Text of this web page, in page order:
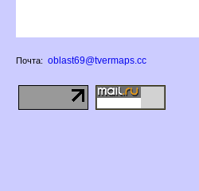
Почта: oblast69@tvermaps.cc